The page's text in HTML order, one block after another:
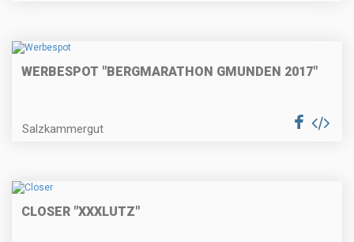
WERBESPOT "BERGMARATHON GMUNDEN 2017"
Salzkammergut
CLOSER "XXXLUTZ"